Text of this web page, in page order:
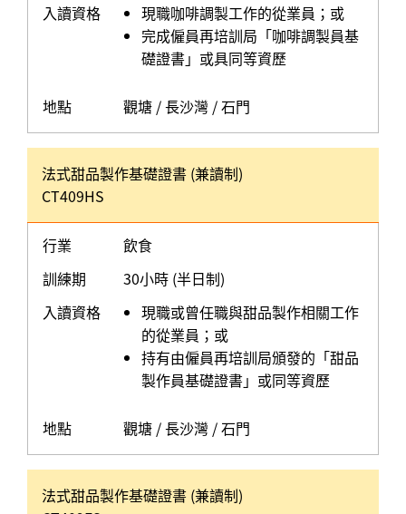
入讀資格
現職咖啡調製工作的從業員；或
完成僱員再培訓局「咖啡調製員基
礎證書」或具同等資歷
地點 觀塘 / 長沙灣 / 石門
法式甜品製作基礎證書 (兼讀制)
CT409HS
行業
飲食
訓練期
30小時 (半日制)
入讀資格
現職或曾任職與甜品製作相關工作
的從業員；或
持有由僱員再培訓局頒發的「甜品
製作員基礎證書」或同等資歷
地點 觀塘 / 長沙灣 / 石門
法式甜品製作基礎證書 (兼讀制)